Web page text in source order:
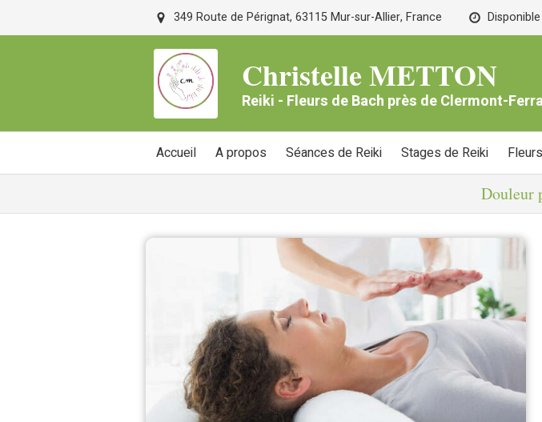
349 Route de Pérignat, 63115 Mur-sur-Allier, France
Christelle METTON
Reiki - Fleurs de Bach près de Clermont-
Accueil A propos Séances de Reiki Stages de Reiki
Douleur